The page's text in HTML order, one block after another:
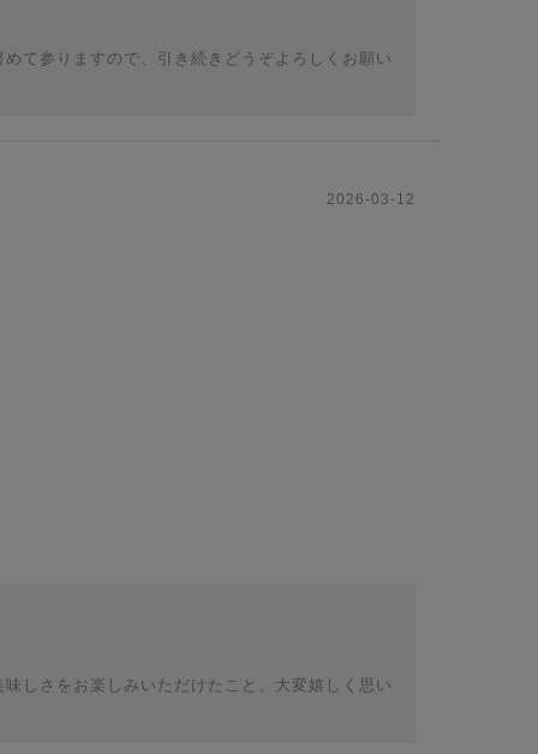
て参りますので、引き続きどうぞよろしくお願い
2026-03-12
しさをお楽しみいただけたこと、大変嬉しく思い